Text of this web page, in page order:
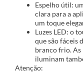
Espelho útil:
clara para a
um toque
Luzes LED: o
que são fáceis
branco frio. As
iluminam
Atenção: